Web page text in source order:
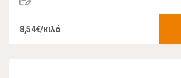
8,54€/κιλό